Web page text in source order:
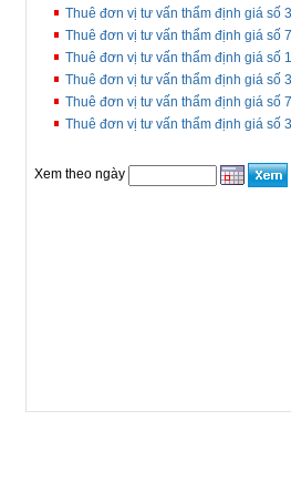
Thuê đơn vị tư vấn thẩm định giá số
Thuê đơn vị tư vấn thẩm định giá số
Thuê đơn vị tư vấn thẩm định giá số
Thuê đơn vị tư vấn thẩm định giá số
Thuê đơn vị tư vấn thẩm định giá số
Thuê đơn vị tư vấn thẩm định giá số
Xem theo ngày